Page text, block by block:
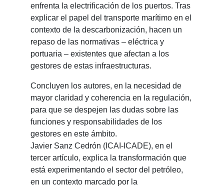
enfrenta la electrificación de los puertos. Tras
explicar el papel del transporte marítimo en el
contexto de la descarbonización, hacen un
repaso de las normativas – eléctrica y
portuaria – existentes que afectan a los
gestores de estas infraestructuras.
Concluyen los autores, en la necesidad de
mayor claridad y coherencia en la regulación,
para que se despejen las dudas sobre las
funciones y responsabilidades de los
gestores en este ámbito.
Javier Sanz Cedrón (ICAI-ICADE), en el
tercer artículo, explica la transformación que
está experimentando el sector del petróleo,
en un contexto marcado por la